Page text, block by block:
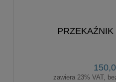
zawiera 23% VAT,